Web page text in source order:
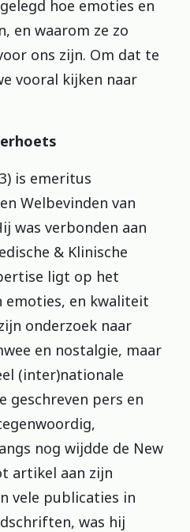
hoe emoties en
en waarom ze zo
ons zijn. Om dat te
vooral kijken naar
is emeritus
Welbevinden van
was verbonden aan
& Klinische
ligt op het
emoties, en kwaliteit
onderzoek naar
en nostalgie, maar
(inter)nationale
geschreven pers en
nog wijdde de New
artikel aan zijn
vele publicaties in
was hij